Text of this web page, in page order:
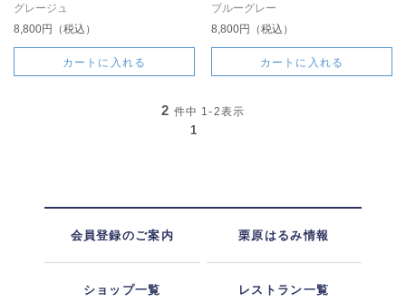
グレージュ
8,800円（税込）
カートに入れる
ブルーグレー
8,800円（税込）
カートに入れる
2 件中 1-2表示
1
会員登録のご案内 栗原はるみ情報
ショップ一覧 レストラン一覧